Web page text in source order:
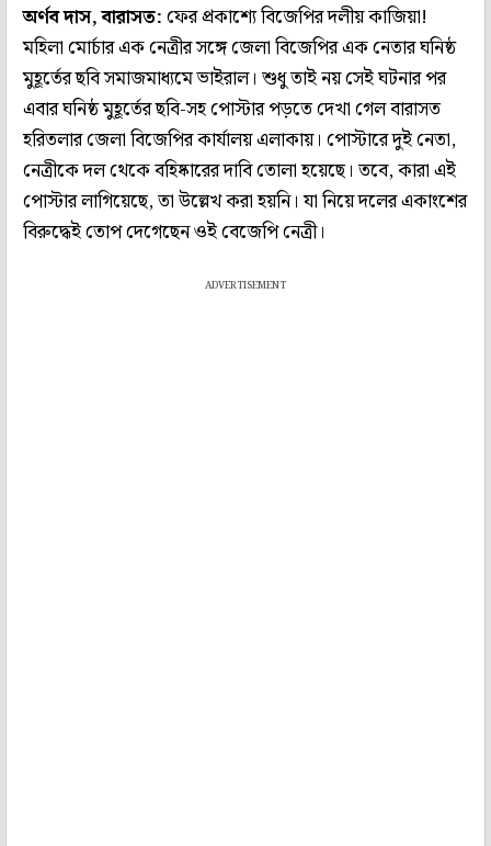
অর্ণব দাস, বারাসত:ফের প্রকাশ্যে বিজেপির দলীয় কাজিয়া!
মহিলা মোর্চার এক নেত্রীর সঙ্গে জেলা বিজেপির এক নেতার ঘনিষ্ঠ
মুহূর্তের ছবি সমাজমাধ্যমে ভাইরাল। শুধু তাই নয় সেই ঘটনার পর
এবার ঘনিষ্ঠ মুহূর্তের ছবি-সহ পোস্টার পড়তে দেখা গেল বারাসত
হরিতলার জেলা বিজেপির কার্যালয় এলাকায়। পোস্টারে দুই নেতা,
নেত্রীকে দল থেকে বহিষ্কারের দাবি তোলা হয়েছে। তবে, কারা এই
পোস্টার লাগিয়েছে, তা উল্লেখ করা হয়নি। যা নিয়ে দলের একাংশের
বিরুদ্ধেই তোপ দেগেছেন ওই বেজেপি নেত্রী।
ADVERTISEMENT